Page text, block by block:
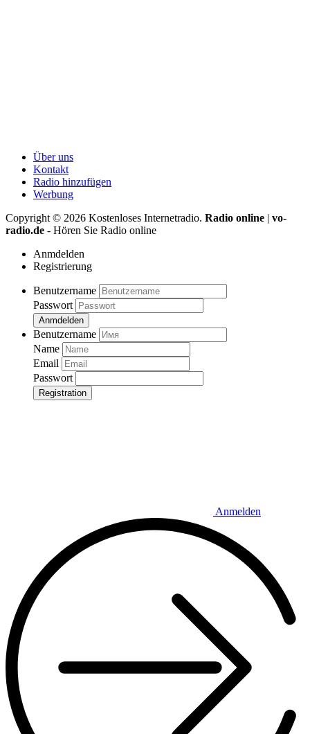
Über uns
Kontakt
Radio hinzufügen
Werbung
Copyright © 2026 Kostenloses Internetradio. Radio online | vo-
radio.de - Hören Sie Radio online
Anmdelden
Registrierung
Benutzername
Passwort
Anmdelden
Benutzername
Name
Email
Passwort
Registration
Anmelden